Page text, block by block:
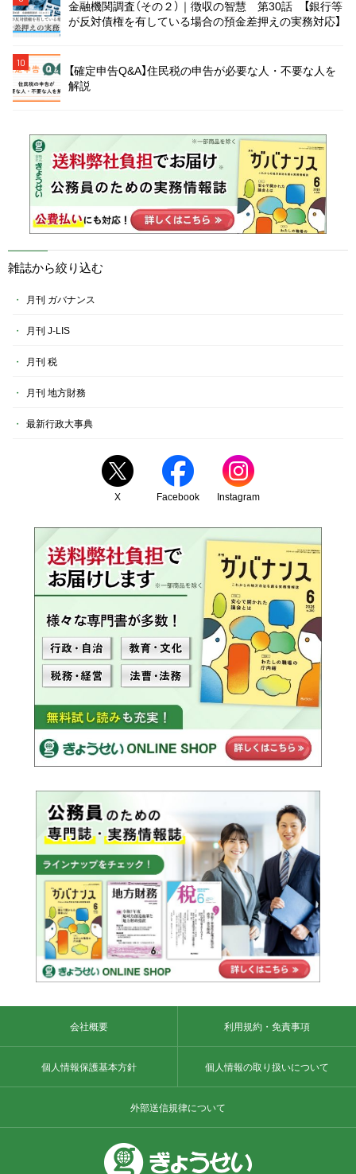
金融機関調査（その２）｜徴収の智慧 第30話 【銀行等
が反対債権を有している場合の預金差押えの実務対応】
10
【確定申告Q&A】住民税の申告が必要な人・不要な人を
解説
雑誌から絞り込む
月刊 ガバナンス
月刊 J-LIS
月刊 税
月刊 地方財務
最新行政大事典
X Facebook Instagram
会社概要 利用規約・免責事項
個人情報保護基本方針 個人情報の取り扱いについて
外部送信規律について